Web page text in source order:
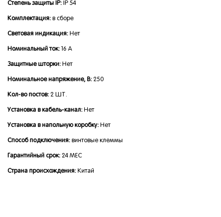
Степень защиты IP: IP 54
Комплектация: в сборе
Световая индикация: Нет
Номинальный ток: 16 А
Защитные шторки: Нет
Номинальное напряжение, В: 250
Кол-во постов: 2 ШТ.
Установка в кабель-канал: Нет
Установка в напольную коробку: Нет
Способ подключения: винтовые клеммы
Гарантийный срок: 24 МЕС
Страна происхождения: Китай